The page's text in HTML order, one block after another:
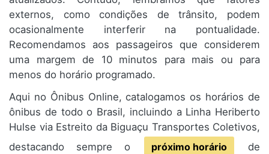
externos, como condições de trânsito, podem
ocasionalmente interferir na pontualidade.
Recomendamos aos passageiros que considerem
uma margem de 10 minutos para mais ou para
menos do horário programado.
Aqui no Ônibus Online, catalogamos os horários de
ônibus de todo o Brasil, incluindo a Linha Heriberto
Hulse via Estreito da Biguaçu Transportes Coletivos,
destacando sempre o
próximo horário
de